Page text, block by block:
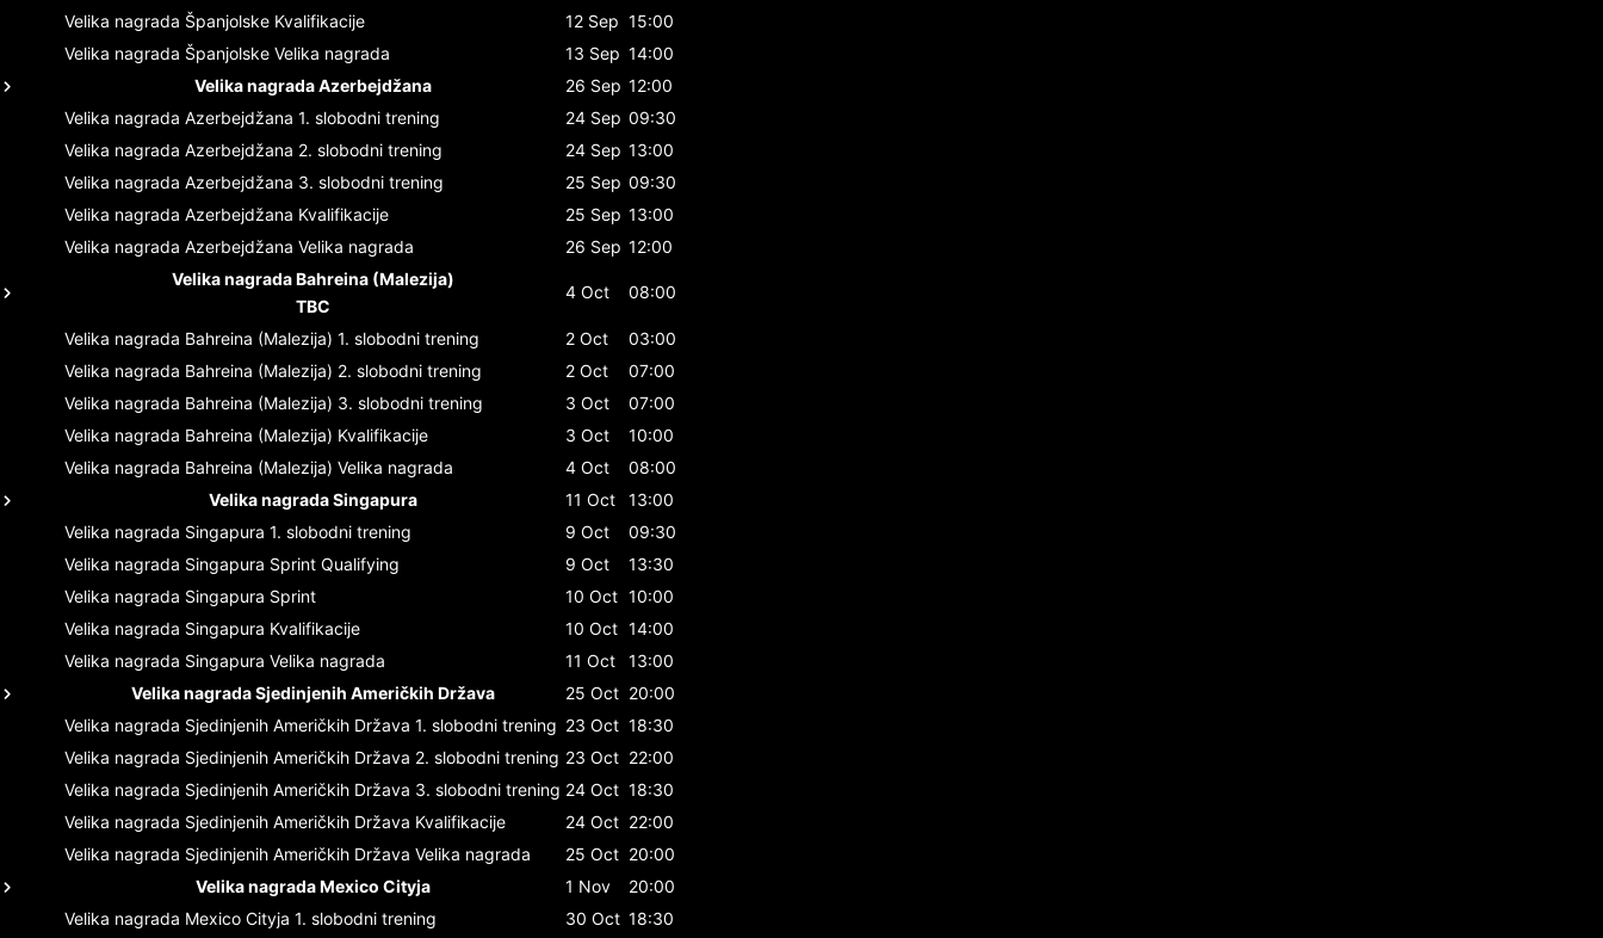
Velika nagrada Španjolske Kvalifikacije 12 Sep 15:00
Velika nagrada Španjolske Velika nagrada 13 Sep 14:00
Velika nagrada Azerbejdžana
26 Sep 12:00
Velika nagrada Azerbejdžana 1. slobodni trening 24 Sep 09:30
Velika nagrada Azerbejdžana 2. slobodni trening 24 Sep 13:00
Velika nagrada Azerbejdžana 3. slobodni trening 25 Sep 09:30
Velika nagrada Azerbejdžana Kvalifikacije 25 Sep 13:00
Velika nagrada Azerbejdžana Velika nagrada 26 Sep 12:00
Velika nagrada Bahreina (Malezija)
TBC
4 Oct 08:00
Velika nagrada Bahreina (Malezija) 1. slobodni trening 2 Oct
03:00
Velika nagrada Bahreina (Malezija) 2. slobodni trening 2 Oct
07:00
Velika nagrada Bahreina (Malezija) 3. slobodni trening 3 Oct
07:00
Velika nagrada Bahreina (Malezija) Kvalifikacije 3 Oct
10:00
Velika nagrada Bahreina (Malezija) Velika nagrada 4 Oct
08:00
Velika nagrada Singapura
11 Oct
13:00
Velika nagrada Singapura 1. slobodni trening 9 Oct
09:30
Velika nagrada Singapura Sprint Qualifying 9 Oct
13:30
Velika nagrada Singapura Sprint 10 Oct 10:00
Velika nagrada Singapura Kvalifikacije 10 Oct 14:00
Velika nagrada Singapura Velika nagrada 11 Oct
13:00
Velika nagrada Sjedinjenih Američkih Država
25 Oct 20:00
Velika nagrada Sjedinjenih Američkih Država 1. slobodni trening 23 Oct 18:30
Velika nagrada Sjedinjenih Američkih Država 2. slobodni trening 23 Oct 22:00
Velika nagrada Sjedinjenih Američkih Država 3. slobodni trening 24 Oct 18:30
Velika nagrada Sjedinjenih Američkih Država Kvalifikacije 24 Oct 22:00
Velika nagrada Sjedinjenih Američkih Država Velika nagrada 25 Oct 20:00
Velika nagrada Mexico Cityja
1 Nov
20:00
Velika nagrada Mexico Cityja 1. slobodni trening 30 Oct 18:30